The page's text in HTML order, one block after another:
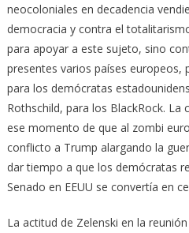
neocoloniales en decadencia
democracia y contra el
para apoyar a este sujeto, sino
presentes varios países
para los demócratas
Rothschild, para los BlackRock. La
ese momento de que al zombi
conflicto a Trump alargando la
dar tiempo a que los demócratas
Senado en EEUU se convertía en
La actitud de Zelenski en la